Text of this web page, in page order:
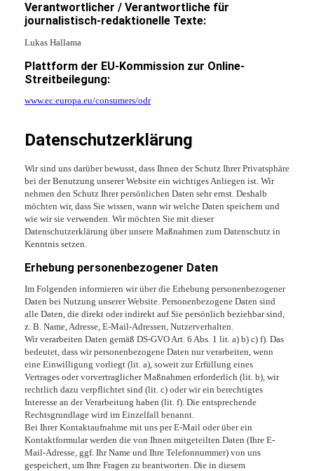
Verantwortlicher / Verantwortliche für
journalistisch-redaktionelle Texte:
Lukas Hallama
Plattform der EU-Kommission zur Online-
Streitbeilegung:
www.ec.europa.eu/consumers/odr
Datenschutz­erklärung
Wir sind uns darüber bewusst, dass Ihnen der Schutz Ihrer Privatsphäre
bei der Benutzung unserer Website ein wichtiges Anliegen ist. Wir
nehmen den Schutz Ihrer persönlichen Daten sehr ernst. Deshalb
möchten wir, dass Sie wissen, wann wir welche Daten speichern und
wie wir sie verwenden. Wir möchten Sie mit dieser
Datenschutzerklärung über unsere Maßnahmen zum Datenschutz in
Kenntnis setzen.
Erhebung personenbezogener Daten
Im Folgenden informieren wir über die Erhebung personenbezogener
Daten bei Nutzung unserer Website. Personenbezogene Daten sind
alle Daten, die direkt oder indirekt auf Sie persönlich beziehbar sind,
z. B. Name, Adresse, E-Mail-Adressen, Nutzerverhalten.
Wir verarbeiten Daten gemäß DS-GVO Art. 6 Abs. 1 lit. a) b) c) f). Das
bedeutet, dass wir personenbezogene Daten nur verarbeiten, wenn
eine Einwilligung vorliegt (lit. a), soweit zur Erfüllung eines
Vertrages oder vorvertraglicher Maßnahmen erforderlich (lit. b), wir
rechtlich dazu verpflichtet sind (lit. c) oder wir ein berechtigtes
Interesse an der Verarbeitung haben (lit. f). Die entsprechende
Rechtsgrundlage wird im Einzelfall benannt.
Bei Ihrer Kontaktaufnahme mit uns per E-Mail oder über ein
Kontaktformular werden die von Ihnen mitgeteilten Daten (Ihre E-
Mail-Adresse, ggf. Ihr Name und Ihre Telefonnummer) von uns
gespeichert, um Ihre Fragen zu beantworten. Die in diesem